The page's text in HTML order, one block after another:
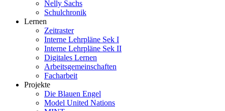
Nelly Sachs
Schulchronik
Lernen
Zeitraster
Interne Lehrpläne Sek I
Interne Lehrpläne Sek II
Digitales Lernen
Arbeitsgemeinschaften
Facharbeit
Projekte
Die Blauen Engel
Model United Nations